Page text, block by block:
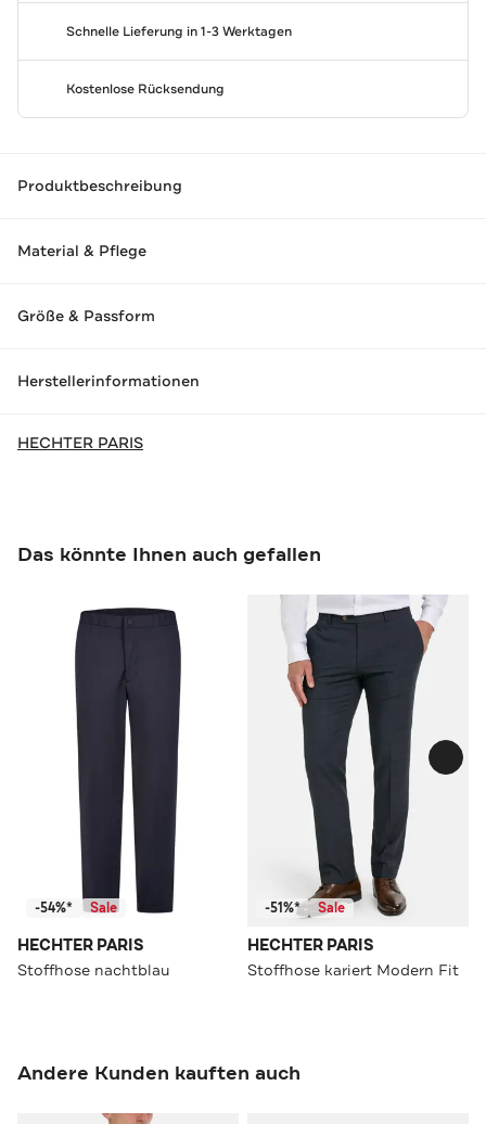
Schnelle Lieferung in 1-3 Werktagen
Kostenlose Rücksendung
Produktbeschreibung
Material & Pflege
Größe & Passform
Herstellerinformationen
HECHTER PARIS
Das könnte Ihnen auch gefallen
-54%* Sale
HECHTER PARIS
Stoffhose nachtblau
-51%* Sale
HECHTER PARIS
Stoffhose kariert Modern Fit
Andere Kunden kauften auch